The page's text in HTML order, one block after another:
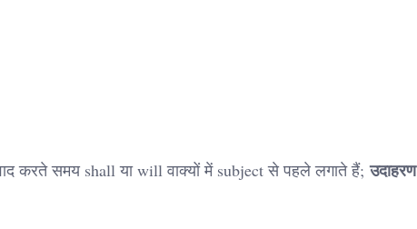
करते समय shall या will वाक्यों में subject से पहले लगाते हैं;उदाहरण